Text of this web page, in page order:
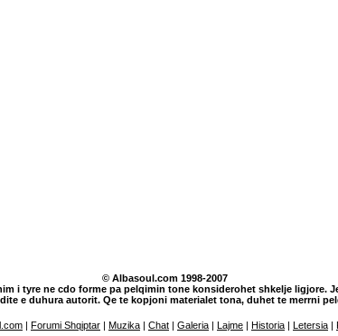
© Albasoul.com 1998-2007
i tyre ne cdo forme pa pelqimin tone konsiderohet shkelje ligjore.
e duhura autorit. Qe te kopjoni materialet tona, duhet te merrni
| Forumi Shqiptar | Muzika | Chat | Galeria | Lajme | Historia | Letersia |